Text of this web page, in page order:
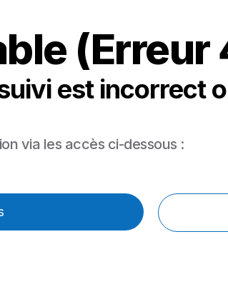
(Erreur
est incorrect
via les accès ci-dessous :